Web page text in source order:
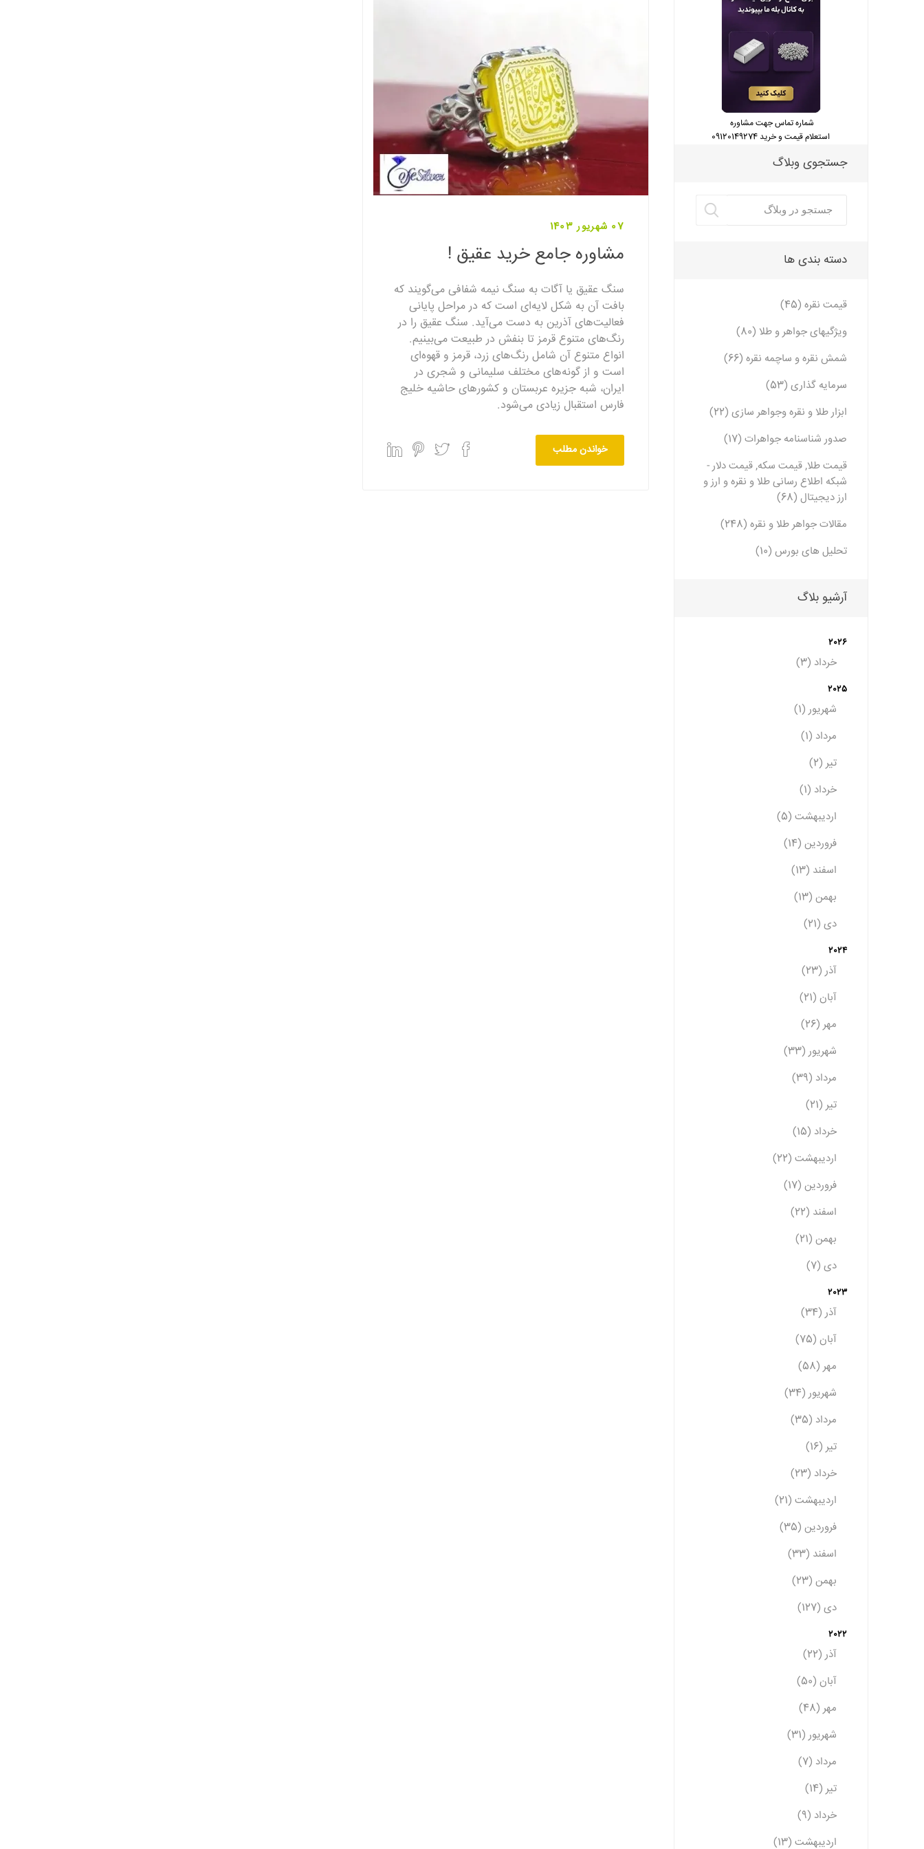
07 شهریور 1403
مشاوره جامع خرید عقیق !
سنگ عقیق یا آگات به سنگ نیمه شفافی می‌گویند که
بافت آن به شکل لایه‌ای است که در مراحل پایانی
فعالیت‌های آذرین به دست می‌آید. سنگ عقیق را در
رنگ‌های متنوع قرمز تا بنفش در طبیعت می‌بینیم.
انواع متنوع آن شامل رنگ‌های زرد، قرمز و قهوه‌ای
است و از گونه‌های مختلف سلیمانی و شجری در
ایران، شبه جزیره عربستان و کشورهای حاشیه خلیج
فارس استقبال زیادی می‌شود.
خواندن مطلب
شماره تماس جهت مشاوره
استعلام قیمت و خرید 09120149274
جستجوی وبلاگ
دسته بندی ها
قیمت نقره (45)
ویژگیهای جواهر و طلا (80)
شمش نقره و ساچمه نقره (66)
سرمایه گذاری (53)
ابزار طلا و نقره وجواهر سازی (22)
صدور شناسنامه جواهرات (17)
قیمت طلا, قیمت سکه, قیمت دلار -
شبکه اطلاع رسانی طلا و نقره و ارز و
ارز دیجیتال (68)
مقالات جواهر طلا و نقره (248)
تحلیل های بورس (10)
آرشیو بلاگ
2026
خرداد (3)
2025
شهریور (1)
مرداد (1)
تیر (2)
خرداد (1)
اردیبهشت (5)
فروردین (14)
اسفند (13)
بهمن (13)
دی (21)
2024
آذر (23)
آبان (21)
مهر (26)
شهریور (33)
مرداد (39)
تیر (21)
خرداد (15)
اردیبهشت (22)
فروردین (17)
اسفند (22)
بهمن (21)
دی (7)
2023
آذر (34)
آبان (75)
مهر (58)
شهریور (34)
مرداد (35)
تیر (16)
خرداد (23)
اردیبهشت (21)
فروردین (35)
اسفند (33)
بهمن (23)
دی (127)
2022
آذر (22)
آبان (50)
مهر (48)
شهریور (31)
مرداد (7)
تیر (14)
خرداد (9)
اردیبهشت (13)